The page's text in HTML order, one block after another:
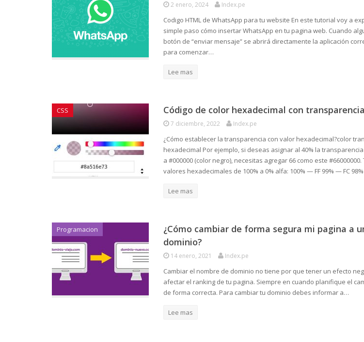
2 enero, 2024 Index.pe
Codigo HTML de WhatsApp para tu website En este tutorial voy a
simple paso cómo insertar WhatsApp en tu pagina web. Cuando
botón de “enviar mensaje” se abrirá directamente la aplicación
para comenzar…
Lee mas
CSS Código de color hexadecimal con transparencia
7 diciembre, 2022 Index.pe
¿Cómo establecer la transparencia con valor hexadecimal?color
hexadecimal Por ejemplo, si deseas asignar al 40% la
a #000000 (color negro), necesitas agregar 66 como este #66000000.
valores hexadecimales de 100% a 0% alfa: 100% — FF 99% — FC
Lee mas
Programacion
¿Cómo cambiar de forma segura mi pagina a
dominio?
14 enero, 2021 Index.pe
Cambiar el nombre de dominio no tiene por que tener un efecto
afectar el ranking de tu pagina. Siempre en cuando planifique el
de forma correcta. Para cambiar tu dominio debes informar a…
Lee mas